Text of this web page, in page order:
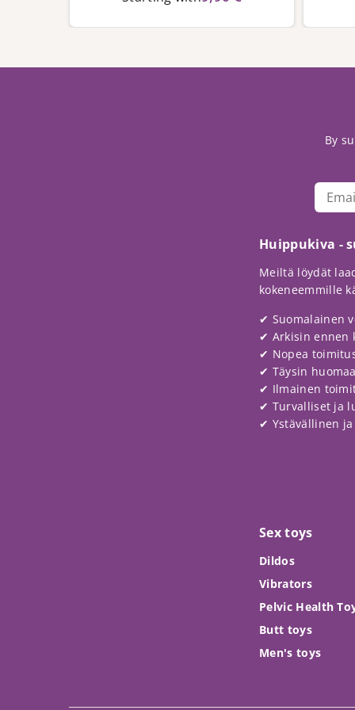
By
Huippukiva -
Meiltä löydät
kokeneemmille
✔ Suomalainen
✔ Arkisin ennen
✔ Nopea
✔ Täysin
✔ Ilmainen
✔ Turvalliset ja
✔ Ystävällinen
Sex toys
Dildos
Vibrators
Pelvic Health
Butt toys
Men's toys